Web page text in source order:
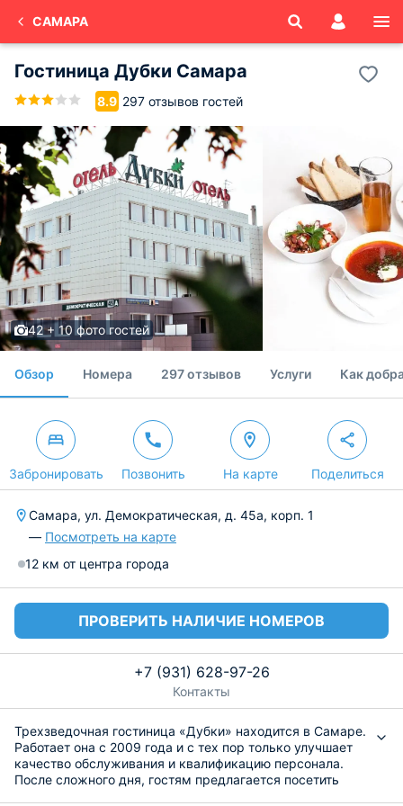
САМАРА
Гостиница Дубки Самара
8.9 297 отзывов гостей
42 + 10 фото гостей
Обзор Номера 297 отзывов Услуги Как
Забронировать Позвонить На карте Поделиться
Самара, ул. Демократическая, д. 45а, корп. 1
— Посмотреть на карте
12 км от центра города
ПРОВЕРИТЬ НАЛИЧИЕ НОМЕРОВ
+7 (931) 628-97-26
Контакты
Трехзведочная гостиница «Дубки» находится в Самаре.
Работает она с 2009 года и с тех пор только улучшает
качество обслуживания и квалификацию персонала.
После сложного дня, гостям предлагается посетить